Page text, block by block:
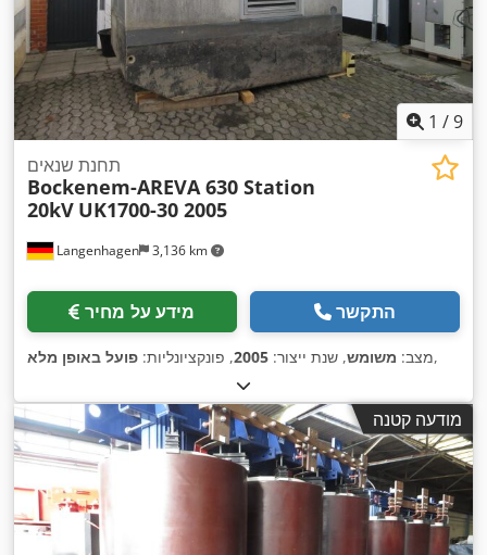
1 /9
Langenhagen 3,136 km
תחנת שנאים
Bockenem-AREVA 630 Station
20kV UK1700-30 2005
מידע על מחיר התקשר
מצב: משומש, שנת ייצור: 2005, פונקציונליות: פועל באופן מלא ,
מודעה קטנה